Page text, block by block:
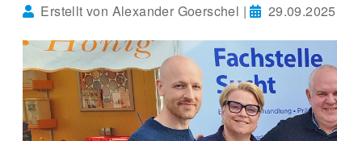
Erstellt von Alexander Goerschel | 29.09.2025